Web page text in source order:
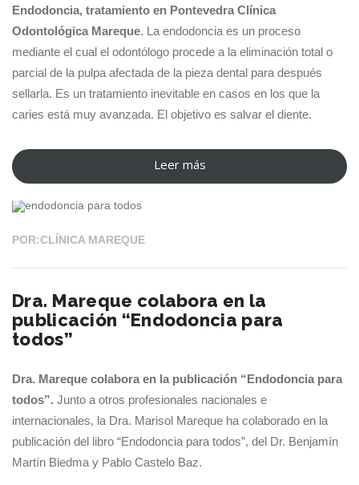
Endodoncia, tratamiento en Pontevedra Clínica
Odontológica Mareque. La endodoncia es un proceso
mediante el cual el odontólogo procede a la eliminación total o
parcial de la pulpa afectada de la pieza dental para después
sellarla. Es un tratamiento inevitable en casos en los que la
caries está muy avanzada. El objetivo es salvar el diente.
Leer más
“Endodoncia,
tratamiento
Pontevedra
Clínica
19 JUL 2021
POR:CLÍNICA MAREQUE
Dra. Mareque colabora en la
publicación “Endodoncia para
todos”
Dra. Mareque colabora en la publicación “Endodoncia para
todos”. Junto a otros profesionales nacionales e
internacionales, la Dra. Marisol Mareque ha colaborado en la
publicación del libro “Endodoncia para todos”, del Dr. Benjamín
Martín Biedma y Pablo Castelo Baz.